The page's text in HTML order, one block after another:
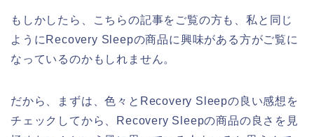
もしかしたら、こちらの記事をご覧の方も、私と同じ
ようにRecovery Sleepの商品に興味がある方がご覧に
なっているのかもしれません。
だから、まずは、色々とRecovery Sleepの良い感想を
チェックしてから、Recovery Sleepの商品の良さを見